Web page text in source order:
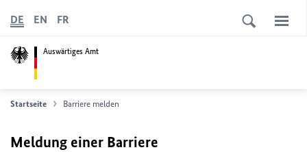
Auswärtiges Amt
DE EN FR
Startseite Barriere melden
Meldung einer Barriere